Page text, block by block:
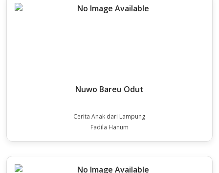
Nuwo Bareu Odut
Cerita Anak dari Lampung
Fadila Hanum